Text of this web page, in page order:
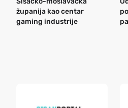
županija kao centar
gaming industrije